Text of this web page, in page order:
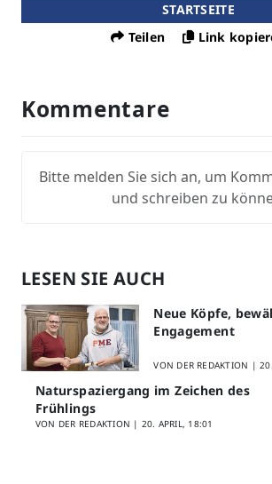
STARTSEITE
Teilen
Link
Kommentare
Bitte melden Sie sich an, um
und schreiben zu
LESEN SIE AUCH
Neue Köpfe,
Engagement
VON DER REDAKTION |
Naturspaziergang im Zeichen des
Frühlings
VON DER REDAKTION | 20. APRIL, 18:01